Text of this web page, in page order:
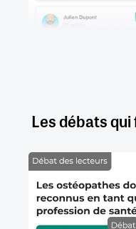
Les débats